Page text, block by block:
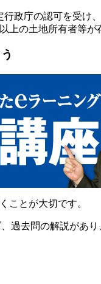
政庁の認可を受け
上の土地所有者等
ことが大切です。
過去問の解説があ